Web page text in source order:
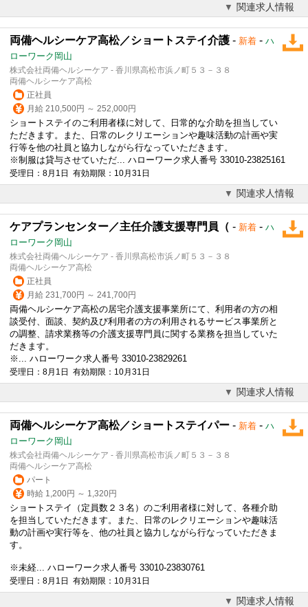
関連求人情報
両備ヘルシーケア高松／ショートステイ介護 - 新着 - ハ
ローワーク岡山
株式会社両備ヘルシーケア - 香川県高松市浜ノ町５３－３８
両備ヘルシーケア高松
正社員
月給 210,500円 ～ 252,000円
ショートステイのご利用者様に対して、日常的な介助を担当してい
ただきます。また、日常のレクリエーションや趣味活動の計画や実
行等を他の社員と協力しながら行なっていただきます。
※制服は貸与させていただ... ハローワーク求人番号 33010-23825161
受理日：8月1日 有効期限：10月31日
関連求人情報
ケアプランセンター／主任介護支援専門員（ - 新着 - ハ
ローワーク岡山
株式会社両備ヘルシーケア - 香川県高松市浜ノ町５３－３８
両備ヘルシーケア高松
正社員
月給 231,700円 ～ 241,700円
両備ヘルシーケア高松の居宅介護支援事業所にて、利用者の方の相
談受付、面談、契約及び利用者の方の利用されるサービス事業所と
の調整、請求業務等の介護支援専門員に関する業務を担当していた
だきます。
※... ハローワーク求人番号 33010-23829261
受理日：8月1日 有効期限：10月31日
関連求人情報
両備ヘルシーケア高松／ショートステイパー - 新着 - ハ
ローワーク岡山
株式会社両備ヘルシーケア - 香川県高松市浜ノ町５３－３８
両備ヘルシーケア高松
パート
時給 1,200円 ～ 1,320円
ショートステイ（定員数２３名）のご利用者様に対して、各種介助
を担当していただきます。また、日常のレクリエーションや趣味活
動の計画や実行等を、他の社員と協力しながら行なっていただきま
す。
※未経... ハローワーク求人番号 33010-23830761
受理日：8月1日 有効期限：10月31日
関連求人情報